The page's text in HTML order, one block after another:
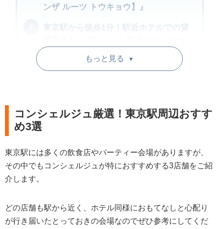
ンザ ルーツ トウキョウ】』
テレビ番組「あさチャン！」でも紹介さ
まとめ
もっと見る ▼
コンシェルジュ厳選！東京駅周辺おすす
め3選
東京駅には多くの飲食店やパーティー会場がありますが、
その中でもコンシェルジュが特におすすめする3店舗をご紹
介します。
どの店舗も駅から近く、ホテル同様におもてなしと心配り
が行き届いたとっておきの会場なのでぜひ参考にしてくだ